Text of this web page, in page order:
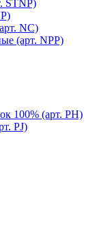
STNP)
NC)
(арт. NPP)
100% (арт. PH)
PJ)